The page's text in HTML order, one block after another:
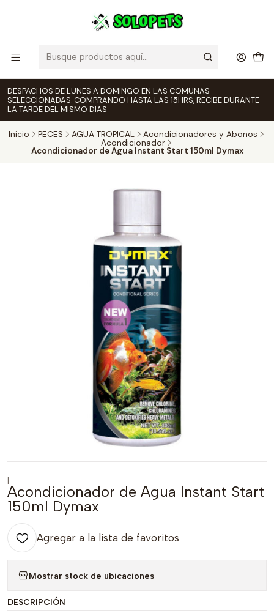
DESPACHOS DE LUNES A DOMINGO EN LAS COMUNAS
SELECCIONADAS. COMPRANDO HASTA LAS 15HRS, RECIBE DURANTE
LA TARDE DEL MISMO DIAS
Inicio PECES AGUA TROPICAL
Acondicionadores y Abonos
Acondicionador
Acondicionador de Agua Instant Start 150ml Dymax
|
Acondicionador de Agua Instant Start
150ml Dymax
Agregar a la lista de favoritos
Mostrar stock de ubicaciones
DESCRIPCIÓN